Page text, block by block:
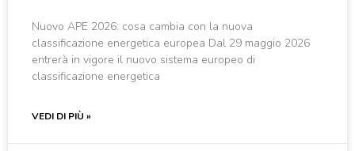
Nuovo APE 2026: cosa cambia con la nuova
classificazione energetica europea Dal 29 maggio 2026
entrerà in vigore il nuovo sistema europeo di
classificazione energetica
VEDI DI PIÙ »